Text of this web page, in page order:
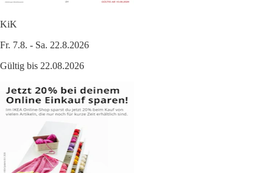
KiK
Fr. 7.8. - Sa. 22.8.2026
Gültig bis 22.08.2026